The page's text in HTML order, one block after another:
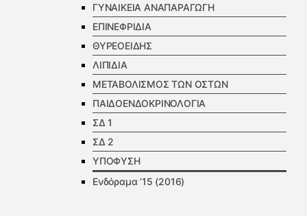
ΓΥΝΑΙΚΕΙΑ ΑΝΑΠΑΡΑΓΩΓΗ
ΕΠΙΝΕΦΡΙΔΙΑ
ΘΥΡΕΟΕΙΔΗΣ
ΛΙΠΙΔΙΑ
ΜΕΤΑΒΟΛΙΣΜΟΣ ΤΩΝ ΟΣΤΩΝ
ΠΑΙΔΟΕΝΔΟΚΡΙΝΟΛΟΓΙΑ
ΣΔ 1
ΣΔ 2
ΥΠΟΦΥΣΗ
Ενδόραμα ’15 (2016)